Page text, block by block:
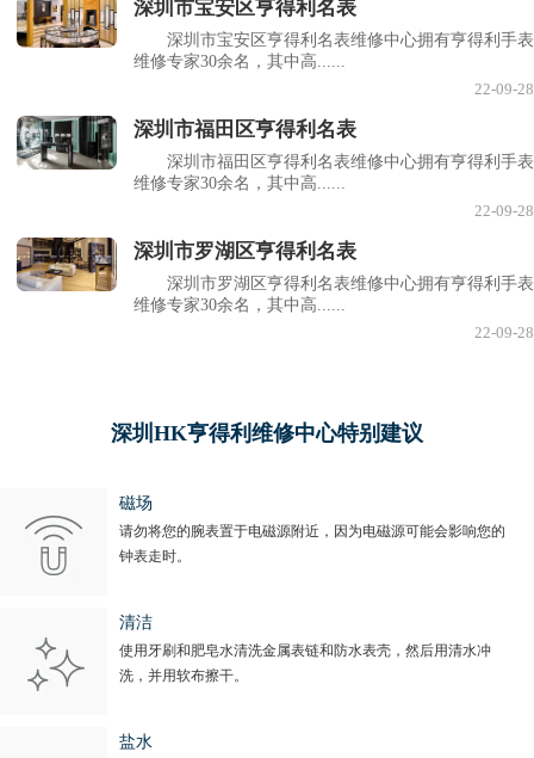
深圳市宝安区亨得利名表
深圳市宝安区亨得利名表维修中心拥有亨得利手表
维修专家30余名，其中高......
22-09-28
深圳市福田区亨得利名表
深圳市福田区亨得利名表维修中心拥有亨得利手表
维修专家30余名，其中高......
22-09-28
深圳市罗湖区亨得利名表
深圳市罗湖区亨得利名表维修中心拥有亨得利手表
维修专家30余名，其中高......
22-09-28
深圳HK亨得利维修中心特别建议
磁场
请勿将您的腕表置于电磁源附近，因为电磁源可能会影响您的
钟表走时。
清洁
使用牙刷和肥皂水清洗金属表链和防水表壳，然后用清水冲
洗，并用软布擦干。
盐水